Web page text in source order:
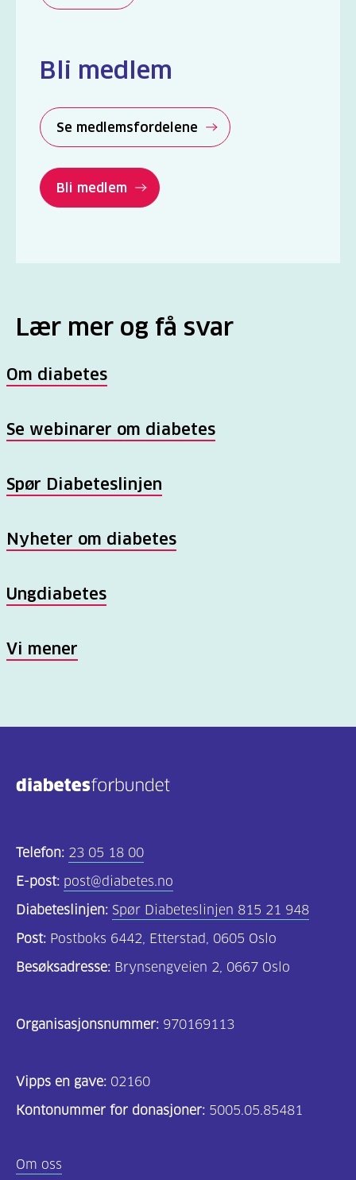
Bli medlem
Se medlemsfordelene
Bli medlem
Lær mer og få svar
Om diabetes
Se webinarer om diabetes
Spør Diabeteslinjen
Nyheter om diabetes
Ungdiabetes
Vi mener
Telefon: 23 05 18 00
E-post: post@diabetes.no
Diabeteslinjen: Spør Diabeteslinjen 815 21 948
Post: Postboks 6442, Etterstad, 0605 Oslo
Besøksadresse: Brynsengveien 2, 0667 Oslo
Organisasjonsnummer: 970169113
Vipps en gave: 02160
Kontonummer for donasjoner: 5005.05.85481
Om oss